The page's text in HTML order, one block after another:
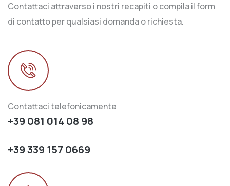
Contattaci attraverso i nostri recapiti o compila il form
di contatto per qualsiasi domanda o richiesta.
Contattaci telefonicamente
+39 081 014 08 98
+39 339 157 0669